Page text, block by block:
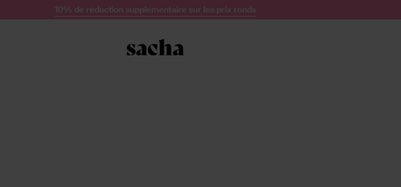
10% de réduction supplémentaire sur les prix ronds